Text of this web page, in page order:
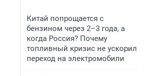
Китай попрощается с
бензином через 2–3 года, а
когда Россия? Почему
топливный кризис не ускорил
переход на электромобили